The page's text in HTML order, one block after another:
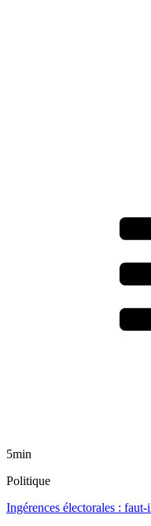
5min
Politique
Ingérences électorales :